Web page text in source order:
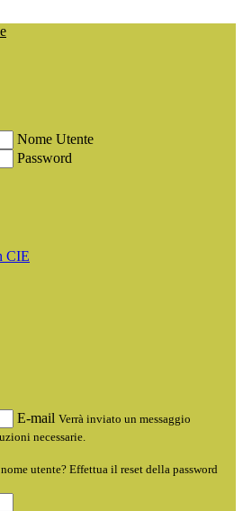
Nome Utente
Password
CIE
E-mail Verrà inviato un messaggio
necessarie.
utente? Effettua il reset della password